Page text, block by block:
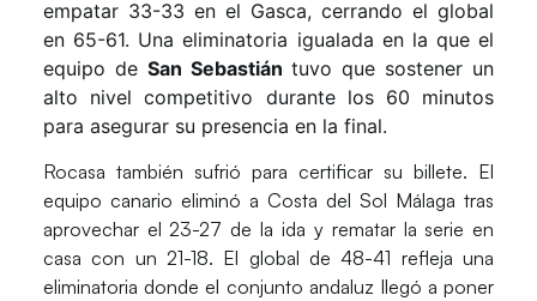
empatar 33-33 en el Gasca, cerrando el global
en 65-61. Una eliminatoria igualada en la que el
equipo de San Sebastián tuvo que sostener un
alto nivel competitivo durante los 60 minutos
para asegurar su presencia en la final.
Rocasa también sufrió para certificar su billete. El
equipo canario eliminó a Costa del Sol Málaga tras
aprovechar el 23-27 de la ida y rematar la serie en
casa con un 21-18. El global de 48-41 refleja una
eliminatoria donde el conjunto andaluz llegó a poner